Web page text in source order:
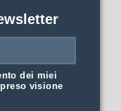
dei miei
visione